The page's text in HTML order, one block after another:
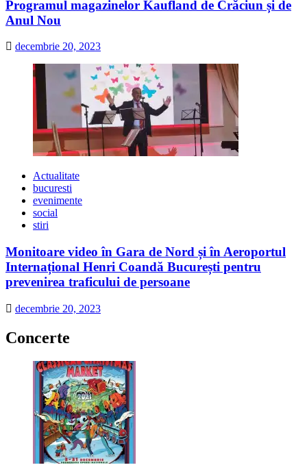
Programul magazinelor Kaufland de Crăciun și de
Anul Nou
decembrie 20, 2023
Actualitate
bucuresti
evenimente
social
stiri
Monitoare video în Gara de Nord și în Aeroportul
Internațional Henri Coandă București pentru
prevenirea traficului de persoane
decembrie 20, 2023
Concerte